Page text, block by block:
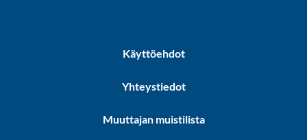
Käyttöehdot
Yhteystiedot
Muuttajan muistilista